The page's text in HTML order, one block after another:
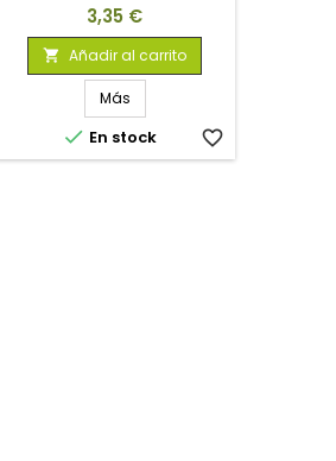
Precio
3,35 €
 Añadir al carrito
Más
 En stock favorite_border